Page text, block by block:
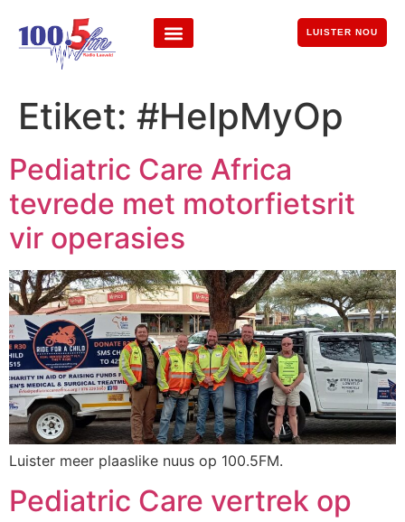
LUISTER NOU
Etiket: #HelpMyOp
Pediatric Care Africa
tevrede met motorfietsrit
vir operasies
Luister meer plaaslike nuus op 100.5FM.
Pediatric Care vertrek op